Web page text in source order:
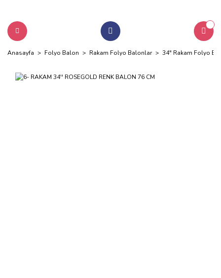
Anasayfa Folyo Balon Rakam Folyo Balonlar 34" Rakam Folyo